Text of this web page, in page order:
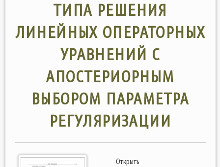
ТИПА РЕШЕНИЯ
ЛИНЕЙНЫХ ОПЕРАТОРНЫХ
УРАВНЕНИЙ С
АПОСТЕРИОРНЫМ
ВЫБОРОМ ПАРАМЕТРА
РЕГУЛЯРИЗАЦИИ
Открыть